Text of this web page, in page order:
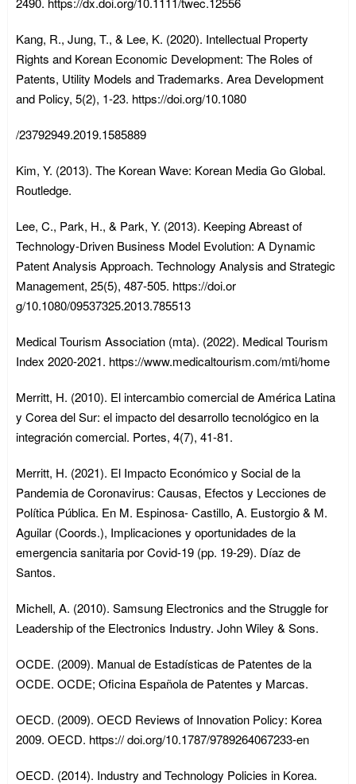
Kang, R., Jung, T., & Lee, K. (2020). Intellectual Property
Rights and Korean Economic Development: The Roles of
Patents, Utility Models and Trademarks. Area Development
and Policy, 5(2), 1-23. https://doi.org/10.1080
/23792949.2019.1585889
Kim, Y. (2013). The Korean Wave: Korean Media Go Global.
Routledge.
Lee, C., Park, H., & Park, Y. (2013). Keeping Abreast of
Technology-Driven Business Model Evolution: A Dynamic
Patent Analysis Approach. Technology Analysis and Strategic
Management, 25(5), 487-505. https://doi.or
g/10.1080/09537325.2013.785513
Medical Tourism Association (mta). (2022). Medical Tourism
Index 2020-2021. https://www.medicaltourism.com/mti/home
Merritt, H. (2010). El intercambio comercial de América Latina
y Corea del Sur: el impacto del desarrollo tecnológico en la
integración comercial. Portes, 4(7), 41-81.
Merritt, H. (2021). El Impacto Económico y Social de la
Pandemia de Coronavirus: Causas, Efectos y Lecciones de
Política Pública. En M. Espinosa- Castillo, A. Eustorgio & M.
Aguilar (Coords.), Implicaciones y oportunidades de la
emergencia sanitaria por Covid-19 (pp. 19-29). Díaz de
Santos.
Michell, A. (2010). Samsung Electronics and the Struggle for
Leadership of the Electronics Industry. John Wiley & Sons.
OCDE. (2009). Manual de Estadísticas de Patentes de la
OCDE. OCDE; Oficina Española de Patentes y Marcas.
OECD. (2009). OECD Reviews of Innovation Policy: Korea
2009. OECD. https:// doi.org/10.1787/9789264067233-en
OECD. (2014). Industry and Technology Policies in Korea.